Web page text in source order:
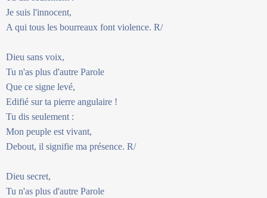
Je suis l'innocent,
A qui tous les bourreaux font violence. R/
Dieu sans voix,
Tu n'as plus d'autre Parole
Que ce signe levé,
Edifié sur ta pierre angulaire !
Tu dis seulement :
Mon peuple est vivant,
Debout, il signifie ma présence. R/
Dieu secret,
Tu n'as plus d'autre Parole